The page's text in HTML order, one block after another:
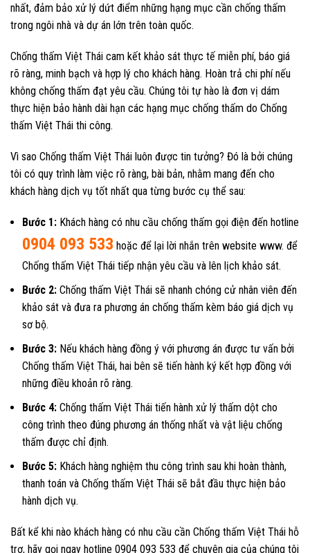
nhất, đảm bảo xử lý dứt điểm những hạng mục cần chống thấm
trong ngôi nhà và dự án lớn trên toàn quốc.
Chống thấm Việt Thái cam kết khảo sát thực tế miễn phí, báo giá
rõ ràng, minh bạch và hợp lý cho khách hàng. Hoàn trả chi phí nếu
không chống thấm đạt yêu cầu. Chúng tôi tự hào là đơn vị dám
thực hiện bảo hành dài hạn các hạng mục chống thấm do Chống
thấm Việt Thái thi công.
Vì sao Chống thấm Việt Thái luôn được tin tưởng? Đó là bởi chúng
tôi có quy trình làm việc rõ ràng, bài bản, nhằm mang đến cho
khách hàng dịch vụ tốt nhất qua từng bước cụ thể sau:
Bước 1: Khách hàng có nhu cầu chống thấm gọi điện đến hotline
0904 093 533 hoặc để lại lời nhắn trên website www. để
Chống thấm Việt Thái tiếp nhận yêu cầu và lên lịch khảo sát.
Bước 2: Chống thấm Việt Thái sẽ nhanh chóng cử nhân viên đến
khảo sát và đưa ra phương án chống thấm kèm báo giá dịch vụ
sơ bộ.
Bước 3: Nếu khách hàng đồng ý với phương án được tư vấn bởi
Chống thấm Việt Thái, hai bên sẽ tiến hành ký kết hợp đồng với
những điều khoản rõ ràng.
Bước 4: Chống thấm Việt Thái tiến hành xử lý thấm dột cho
công trình theo đúng phương án thống nhất và vật liệu chống
thấm được chỉ định.
Bước 5: Khách hàng nghiệm thu công trình sau khi hoàn thành,
thanh toán và Chống thấm Việt Thái sẽ bắt đầu thực hiện bảo
hành dịch vụ.
Bất kể khi nào khách hàng có nhu cầu cần Chống thấm Việt Thái hỗ
trợ, hãy gọi ngay hotline 0904 093 533 để chuyên gia của chúng tôi